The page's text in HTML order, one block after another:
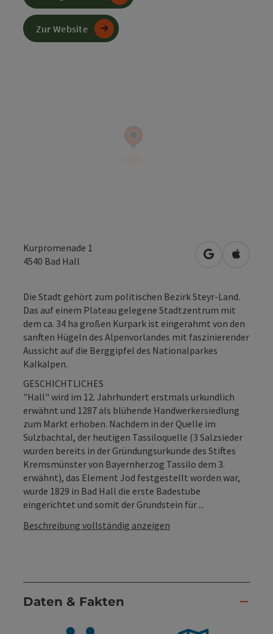
Kurpromenade 1
4540 Bad Hall in Google
in
Die Stadt gehört zum politischen Bezirk Steyr-Land.
Das auf einem Plateau gelegene Stadtzentrum mit
dem ca. 34 ha großen Kurpark ist eingerahmt von den
sanften Hügeln des Alpenvorlandes mit faszinierender
Aussicht auf die Berggipfel des Nationalparkes
Kalkalpen.
GESCHICHTLICHES
"Hall" wird im 12. Jahrhundert erstmals urkundlich
erwähnt und 1287 als blühende Handwerkersiedlung
zum Markt erhoben. Nachdem in der Quelle im
Sulzbachtal, der heutigen Tassiloquelle (3 Salzsieder
wurden bereits in der Gründungsurkunde des Stiftes
Kremsmünster von Bayernherzog Tassilo dem 3.
erwähnt), das Element Jod festgestellt worden war,
wurde 1829 in Bad Hall die erste Badestube
eingerichtet und somit der Grundstein für ...
Beschreibung vollständig anzeigen
Daten & Fakten
Zur Website